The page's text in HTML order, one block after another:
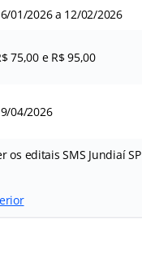
01/2026 a 12/02/2026
75,00 e R$ 95,00
04/2026
os editais SMS Jundiaí SP